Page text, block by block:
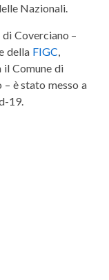
Nazionali.
Coverciano –
della FIGC,
il Comune di
– è stato messo a
19.